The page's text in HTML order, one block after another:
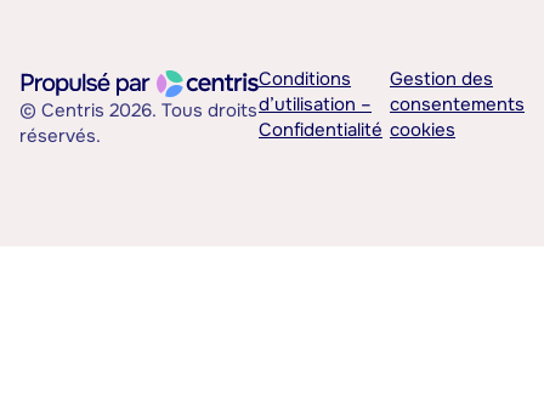
© Centris 2026. Tous droits
réservés.
Conditions
d’utilisation –
Confidentialité
Gestion des
consentements
cookies